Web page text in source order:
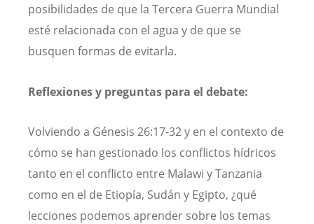
posibilidades de que la Tercera Guerra Mundial
esté relacionada con el agua y de que se
busquen formas de evitarla.
Reflexiones y preguntas para el debate:
Volviendo a Génesis 26:17-32 y en el contexto de
cómo se han gestionado los conflictos hídricos
tanto en el conflicto entre Malawi y Tanzania
como en el de Etiopía, Sudán y Egipto, ¿qué
lecciones podemos aprender sobre los temas